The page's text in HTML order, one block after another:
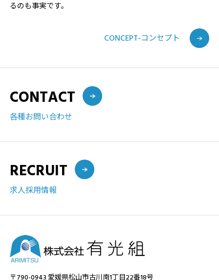
るのも事実です。
CONCEPT-コンセプト
CONTACT
各種お問い合わせ
RECRUIT
求人採用情報
〒790-0943 愛媛県松山市古川南1丁目22番18号